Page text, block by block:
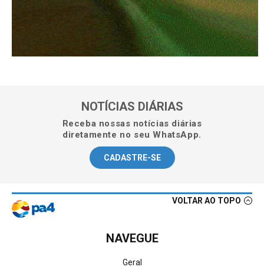
NOTÍCIAS DIÁRIAS
Receba nossas notícias diárias
diretamente no seu WhatsApp.
CADASTRE-SE
VOLTAR AO TOPO
NAVEGUE
Geral